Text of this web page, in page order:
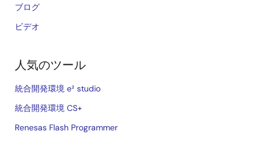
ブログ
ビデオ
人気のツール
統合開発環境 e² studio
統合開発環境 CS+
Renesas Flash Programmer